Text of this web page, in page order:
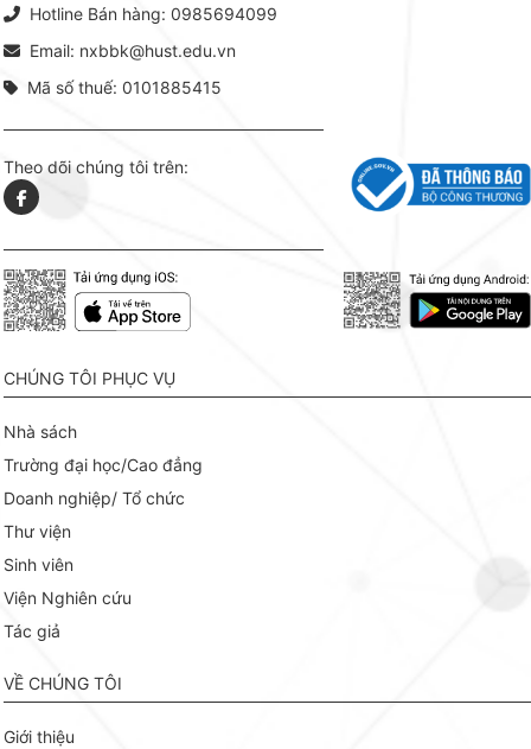
Hotline Bán hàng: 0985694099
Email: nxbbk@hust.edu.vn
Mã số thuế: 0101885415
Theo dõi chúng tôi trên:
CHÚNG TÔI PHỤC VỤ
Nhà sách
Trường đại học/Cao đẳng
Doanh nghiệp/ Tổ chức
Thư viện
Sinh viên
Viện Nghiên cứu
Tác giả
VỀ CHÚNG TÔI
Giới thiệu